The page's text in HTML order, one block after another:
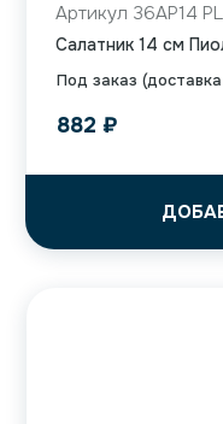
Под заказ
Артикул 36AP14
Салатник 14 см
882 ₽